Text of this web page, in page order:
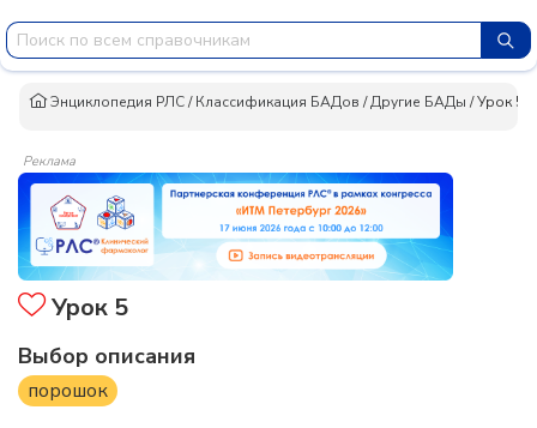
Энциклопедия РЛС/Классификация БАДов /Другие БАДы /Урок 5
Реклама
Урок 5
Выбор описания
порошок